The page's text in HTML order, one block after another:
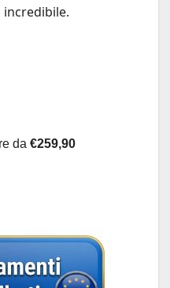
incredibile.
da €259,90